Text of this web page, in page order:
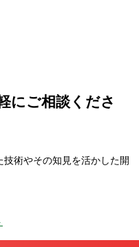
にご相談くださ
術やその知見を活かした開